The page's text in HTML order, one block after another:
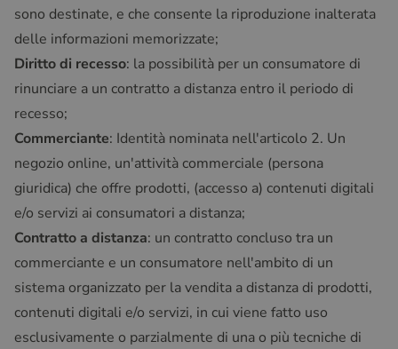
sono destinate, e che consente la riproduzione inalterata
delle informazioni memorizzate;
Diritto di recesso: la possibilità per un consumatore di
rinunciare a un contratto a distanza entro il periodo di
recesso;
Commerciante: Identità nominata nell'articolo 2. Un
negozio online, un'attività commerciale (persona
giuridica) che offre prodotti, (accesso a) contenuti digitali
e/o servizi ai consumatori a distanza;
Contratto a distanza: un contratto concluso tra un
commerciante e un consumatore nell'ambito di un
sistema organizzato per la vendita a distanza di prodotti,
contenuti digitali e/o servizi, in cui viene fatto uso
esclusivamente o parzialmente di una o più tecniche di